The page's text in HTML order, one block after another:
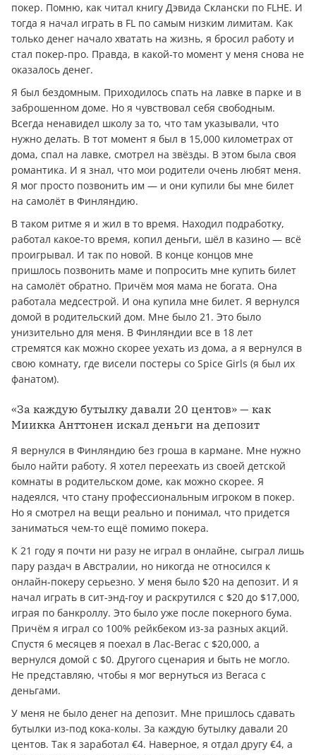
покер. Помню, как читал книгу Дэвида Склански по FLHE. И
тогда я начал играть в FL по самым низким лимитам. Как
только денег начало хватать на жизнь, я бросил работу и
стал покер-про. Правда, в какой-то момент у меня снова не
оказалось денег.
Я был бездомным. Приходилось спать на лавке в парке и в
заброшенном доме. Но я чувствовал себя свободным.
Всегда ненавидел школу за то, что там указывали, что
нужно делать. В тот момент я был в 15,000 километрах от
дома, спал на лавке, смотрел на звёзды. В этом была своя
романтика. И я знал, что мои родители очень любят меня.
Я мог просто позвонить им — и они купили бы мне билет
на самолёт в Финляндию.
В таком ритме я и жил в то время. Находил подработку,
работал какое-то время, копил деньги, шёл в казино — всё
проигрывал. И так по новой. В конце концов мне
пришлось позвонить маме и попросить мне купить билет
на самолёт обратно. Причём моя мама не богата. Она
работала медсестрой. И она купила мне билет. Я вернулся
домой в родительский дом. Мне было 21. Это было
унизительно для меня. В Финляндии все в 18 лет
стремятся как можно скорее уехать из дома, а я вернулся в
свою комнату, где висели постеры со Spice Girls (я был их
фанатом).
«За каждую бутылку давали 20 центов» — как
Миикка Анттонен искал деньги на депозит
Я вернулся в Финляндию без гроша в кармане. Мне нужно
было найти работу. Я хотел переехать из своей детской
комнаты в родительском доме, как можно скорее. Я
надеялся, что стану профессиональным игроком в покер.
Но я смотрел на вещи реально и понимал, что придется
заниматься чем-то ещё помимо покера.
К 21 году я почти ни разу не играл в онлайне, сыграл лишь
пару раздач в Австралии, но никогда не относился к
онлайн-покеру серьезно. У меня было $20 на депозит. И я
начал играть в сит-энд-гоу и раскрутился с $20 до $17,000,
играя по банкроллу. Это было уже после покерного бума.
Причём я играл со 100% рейкбеком из-за разных акций.
Спустя 6 месяцев я поехал в Лас-Вегас с $20,000, а
вернулся домой с $0. Другого сценария и быть не могло.
Не представляю, чтобы я мог вернуться из Вегаса с
деньгами.
У меня не было денег на депозит. Мне пришлось сдавать
бутылки из-под кока-колы. За каждую бутылку давали 20
центов. Так я заработал €4. Наверное, я отдал другу €4, а